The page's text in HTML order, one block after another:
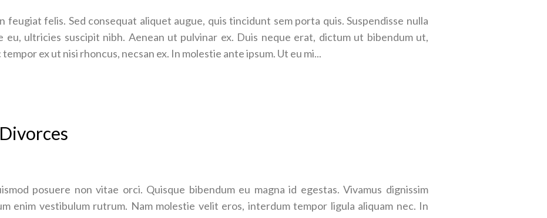
feugiat felis. Sed consequat aliquet augue, quis tincidunt sem porta quis. Suspendisse nulla
eu, ultricies suscipit nibh. Aenean ut pulvinar ex. Duis neque erat, dictum ut bibendum ut,
ex ut nisi rhoncus, necsan ex. In molestie ante ipsum. Ut eu mi...
posuere non vitae orci. Quisque bibendum eu magna id egestas. Vivamus dignissim
enim vestibulum rutrum. Nam molestie velit eros, interdum tempor ligula aliquam nec. In